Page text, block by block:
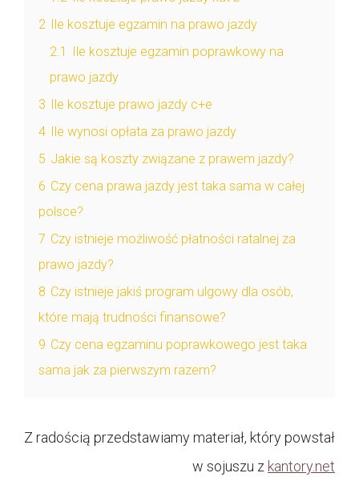
2 Ile kosztuje egzamin na prawo jazdy
2.1
Ile kosztuje egzamin poprawkowy na
prawo jazdy
3 Ile kosztuje prawo jazdy c+e
4 Ile wynosi opłata za prawo jazdy
5 Jakie są koszty związane z prawem jazdy?
6 Czy cena prawa jazdy jest taka sama w całej
polsce?
7 Czy istnieje możliwość płatności ratalnej za
prawo jazdy?
8 Czy istnieje jakiś program ulgowy dla osób,
które mają trudności finansowe?
9 Czy cena egzaminu poprawkowego jest taka
sama jak za pierwszym razem?
Z radością przedstawiamy materiał, który powstał
w sojuszu z kantory.net